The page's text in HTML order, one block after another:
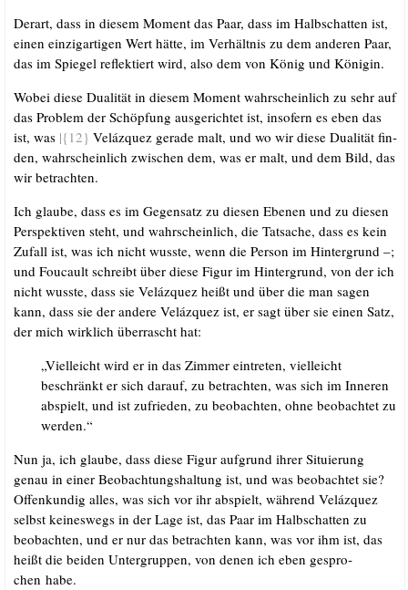
Der­art, dass in die­sem Moment das Paar, dass im Halb­schat­ten ist,
einen ein­zig­ar­ti­gen Wert hät­te, im Ver­hält­nis zu dem ande­ren Paar,
das im Spie­gel reflek­tiert wird, also dem von König und Königin.
Wobei die­se Dua­li­tät in die­sem Moment wahr­schein­lich zu sehr auf
das Pro­blem der Schöp­fung aus­ge­rich­tet ist, inso­fern es eben das
ist, was |{12} Veláz­quez gera­de malt, und wo wir die­se Dua­li­tät fin­
den, wahr­schein­lich zwi­schen dem, was er malt, und dem Bild, das
wir betrachten.
Ich glau­be, dass es im Gegen­satz zu die­sen Ebe­nen und zu die­sen
Per­spek­ti­ven steht, und wahr­schein­lich, die Tat­sa­che, dass es kein
Zufall ist, was ich nicht wuss­te, wenn die Per­son im Hin­ter­grund –;
und Fou­cault schreibt über die­se Figur im Hin­ter­grund, von der ich
nicht wuss­te, dass sie Veláz­quez heißt und über die man sagen
kann, dass sie der ande­re Veláz­quez ist, er sagt über sie einen Satz,
der mich wirk­lich über­rascht hat:
„Viel­leicht wird er in das Zim­mer ein­tre­ten, viel­leicht
beschränkt er sich dar­auf, zu betrach­ten, was sich im Inne­ren
abspielt, und ist zufrie­den, zu beob­ach­ten, ohne beob­ach­tet zu
werden.“
Nun ja, ich glau­be, dass die­se Figur auf­grund ihrer Situ­ie­rung
genau in einer Beob­ach­tungs­hal­tung ist, und was beob­ach­tet sie?
Offen­kun­dig alles, was sich vor ihr abspielt, wäh­rend Veláz­quez
selbst kei­nes­wegs in der Lage ist, das Paar im Halb­schat­ten zu
beob­ach­ten, und er nur das betrach­ten kann, was vor ihm ist, das
heißt die bei­den Unter­grup­pen, von denen ich eben gespro­
chen habe.